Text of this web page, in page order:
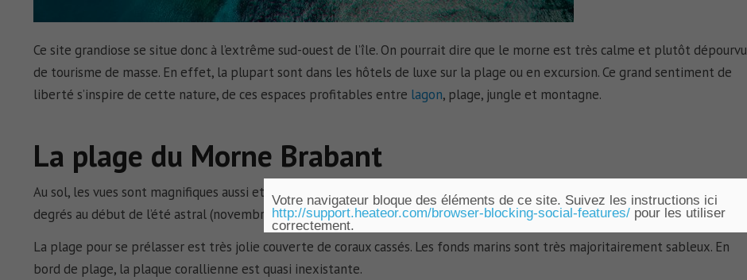
Ce site grandiose se situe donc à l’extrême sud-ouest de l’île. On pourrait dire que le morne est très calme et plutôt dépourvu
de tourisme de masse. En effet, la plupart sont dans les hôtels de luxe sur la plage ou en excursion. Ce grand sentiment de
liberté s’inspire de cette nature, de ces espaces profitables entre lagon, plage, jungle et montagne.
La plage du Morne Brabant
Au sol, les vues sont magnifiques aussi et on se sent bien. Le sable est blanc, le lagon est turquoise et l’océan indien a pris 28
degrés au début de l’été astral (novembre).
La plage pour se prélasser est très jolie couverte de coraux cassés. Les fonds marins sont très majoritairement sableux. En
bord de plage, la plaque corallienne est quasi inexistante.
Votre navigateur bloque des éléments de ce site. Suivez les instructions ici
http://support.heateor.com/browser-blocking-social-features/pour les utiliser
correctement.